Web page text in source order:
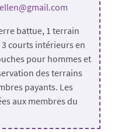
battue, 1 terrain
courts intérieurs en
pour hommes et
des terrains
payants. Les
aux membres du